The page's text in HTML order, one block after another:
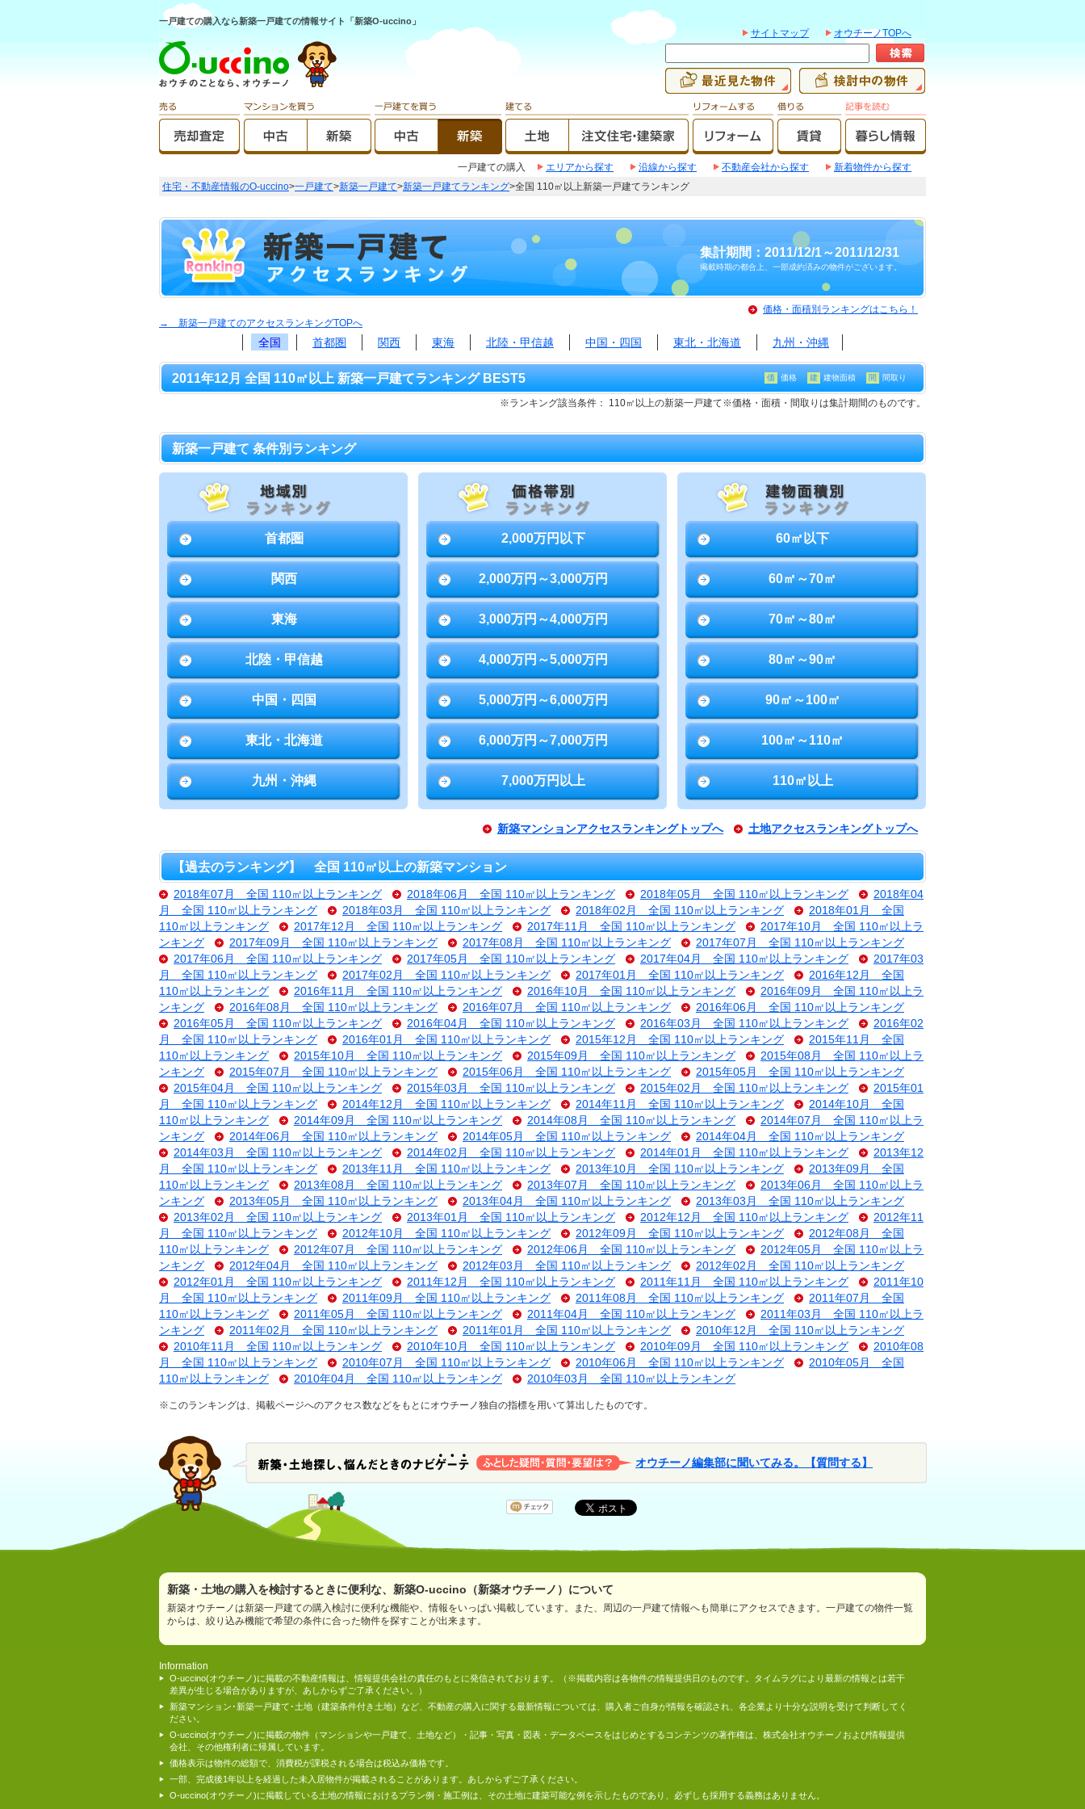
一戸建ての購入なら新築一戸建ての情報サイト「新築O-uccino」
サイトマップ オウチーノTOPへ
一戸建ての購入 エリアから探す 沿線から探す 不動産会社から探す
新着物件から探す
住宅・不動産情報のO-uccino>一戸建て>新築一戸建て>新築一戸建てランキング>全国 110㎡以上新築一戸建てランキング
集計期間：2011/12/1～2011/12/31
掲載時期の都合上、一部成約済みの物件がございます。
価格・面積別ランキングはこちら！
→ 新築一戸建てのアクセスランキングTOPへ
全国 首都圏 関西 東海 北陸・甲信越 中国・四国 東北・北海道 九州・沖縄
2011年12月 全国 110㎡以上 新築一戸建てランキング BEST5 価 価格 建 建物面積 間 間取り
※ランキング該当条件： 110㎡以上の新築一戸建て※価格・面積・間取りは集計期間のものです。
新築一戸建て 条件別ランキング
首都圏
関西
東海
北陸・甲信越
中国・四国
東北・北海道
九州・沖縄
2,000万円以下
2,000万円～3,000万円
3,000万円～4,000万円
4,000万円～5,000万円
5,000万円～6,000万円
6,000万円～7,000万円
7,000万円以上
60㎡以下
60㎡～70㎡
70㎡～80㎡
80㎡～90㎡
90㎡～100㎡
100㎡～110㎡
110㎡以上
新築マンションアクセスランキングトップへ 土地アクセスランキングトップへ
【過去のランキング】 全国 110㎡以上の新築マンション
2018年07月 全国 110㎡以上ランキング 2018年06月 全国 110㎡以上ランキング 2018年05月 全国 110㎡以上ランキング
2018年04
月 全国 110㎡以上ランキング
2018年03月 全国 110㎡以上ランキング 2018年02月 全国 110㎡以上ランキング
2018年01月 全国
110㎡以上ランキング
2017年12月 全国 110㎡以上ランキング 2017年11月 全国 110㎡以上ランキング
2017年10月 全国 110㎡以上ラ
ンキング
2017年09月 全国 110㎡以上ランキング 2017年08月 全国 110㎡以上ランキング
2017年07月 全国 110㎡以上ランキング
2017年06月 全国 110㎡以上ランキング
2017年05月 全国 110㎡以上ランキング 2017年04月 全国 110㎡以上ランキング
2017年03
月 全国 110㎡以上ランキング
2017年02月 全国 110㎡以上ランキング 2017年01月 全国 110㎡以上ランキング
2016年12月 全国
110㎡以上ランキング
2016年11月 全国 110㎡以上ランキング 2016年10月 全国 110㎡以上ランキング
2016年09月 全国 110㎡以上ラ
ンキング
2016年08月 全国 110㎡以上ランキング 2016年07月 全国 110㎡以上ランキング
2016年06月 全国 110㎡以上ランキング
2016年05月 全国 110㎡以上ランキング
2016年04月 全国 110㎡以上ランキング 2016年03月 全国 110㎡以上ランキング
2016年02
月 全国 110㎡以上ランキング
2016年01月 全国 110㎡以上ランキング 2015年12月 全国 110㎡以上ランキング
2015年11月 全国
110㎡以上ランキング
2015年10月 全国 110㎡以上ランキング 2015年09月 全国 110㎡以上ランキング
2015年08月 全国 110㎡以上ラ
ンキング
2015年07月 全国 110㎡以上ランキング 2015年06月 全国 110㎡以上ランキング
2015年05月 全国 110㎡以上ランキング
2015年04月 全国 110㎡以上ランキング
2015年03月 全国 110㎡以上ランキング 2015年02月 全国 110㎡以上ランキング
2015年01
月 全国 110㎡以上ランキング
2014年12月 全国 110㎡以上ランキング 2014年11月 全国 110㎡以上ランキング
2014年10月 全国
110㎡以上ランキング
2014年09月 全国 110㎡以上ランキング 2014年08月 全国 110㎡以上ランキング
2014年07月 全国 110㎡以上ラ
ンキング
2014年06月 全国 110㎡以上ランキング 2014年05月 全国 110㎡以上ランキング
2014年04月 全国 110㎡以上ランキング
2014年03月 全国 110㎡以上ランキング
2014年02月 全国 110㎡以上ランキング 2014年01月 全国 110㎡以上ランキング
2013年12
月 全国 110㎡以上ランキング
2013年11月 全国 110㎡以上ランキング 2013年10月 全国 110㎡以上ランキング
2013年09月 全国
110㎡以上ランキング
2013年08月 全国 110㎡以上ランキング 2013年07月 全国 110㎡以上ランキング
2013年06月 全国 110㎡以上ラ
ンキング
2013年05月 全国 110㎡以上ランキング 2013年04月 全国 110㎡以上ランキング
2013年03月 全国 110㎡以上ランキング
2013年02月 全国 110㎡以上ランキング
2013年01月 全国 110㎡以上ランキング 2012年12月 全国 110㎡以上ランキング
2012年11
月 全国 110㎡以上ランキング
2012年10月 全国 110㎡以上ランキング 2012年09月 全国 110㎡以上ランキング
2012年08月 全国
110㎡以上ランキング
2012年07月 全国 110㎡以上ランキング 2012年06月 全国 110㎡以上ランキング
2012年05月 全国 110㎡以上ラ
ンキング
2012年04月 全国 110㎡以上ランキング 2012年03月 全国 110㎡以上ランキング
2012年02月 全国 110㎡以上ランキング
2012年01月 全国 110㎡以上ランキング
2011年12月 全国 110㎡以上ランキング 2011年11月 全国 110㎡以上ランキング
2011年10
月 全国 110㎡以上ランキング
2011年09月 全国 110㎡以上ランキング 2011年08月 全国 110㎡以上ランキング
2011年07月 全国
110㎡以上ランキング
2011年05月 全国 110㎡以上ランキング 2011年04月 全国 110㎡以上ランキング
2011年03月 全国 110㎡以上ラ
ンキング
2011年02月 全国 110㎡以上ランキング 2011年01月 全国 110㎡以上ランキング
2010年12月 全国 110㎡以上ランキング
2010年11月 全国 110㎡以上ランキング
2010年10月 全国 110㎡以上ランキング 2010年09月 全国 110㎡以上ランキング
2010年08
月 全国 110㎡以上ランキング
2010年07月 全国 110㎡以上ランキング 2010年06月 全国 110㎡以上ランキング
2010年05月 全国
110㎡以上ランキング
2010年04月 全国 110㎡以上ランキング 2010年03月 全国 110㎡以上ランキング
※このランキングは、掲載ページへのアクセス数などをもとにオウチーノ独自の指標を用いて算出したものです。
オウチーノ編集部に聞いてみる。【質問する】
新築・土地の購入を検討するときに便利な、新築O-uccino（新築オウチーノ）について
新築オウチーノは新築一戸建ての購入検討に便利な機能や、情報をいっぱい掲載しています。また、周辺の一戸建て情報へも簡単にアクセスできます。一戸建ての物件一覧
からは、絞り込み機能で希望の条件に合った物件を探すことが出来ます。
Information
O-uccino(オウチーノ)に掲載の不動産情報は、情報提供会社の責任のもとに発信されております。（※掲載内容は各物件の情報提供日のものです。タイムラグにより最新の情報とは若干
差異が生じる場合がありますが、あしからずご了承ください。）
新築マンション･新築一戸建て･土地（建築条件付き土地）など、不動産の購入に関する最新情報については、購入者ご自身が情報を確認され、各企業より十分な説明を受けて判断してく
ださい。
O-uccino(オウチーノ)に掲載の物件（マンションや一戸建て、土地など）・記事・写真・図表・データベースをはじめとするコンテンツの著作権は、株式会社オウチーノおよび情報提供
会社、その他権利者に帰属しています。
価格表示は物件の総額で、消費税が課税される場合は税込み価格です。
一部、完成後1年以上を経過した未入居物件が掲載されることがあります。あしからずご了承ください。
O-uccino(オウチーノ)に掲載している土地の情報におけるプラン例・施工例は、その土地に建築可能な例を示したものであり、必ずしも採用する義務はありません。